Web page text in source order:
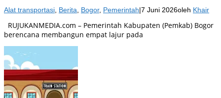
Alat transportasi, Berita, Bogor, Pemerintah|7 Juni 2026oleh Khair
RUJUKANMEDIA.com – Pemerintah Kabupaten (Pemkab) Bogor
berencana membangun empat lajur pada